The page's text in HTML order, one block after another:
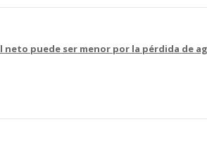
puede ser menor por la pérdida de